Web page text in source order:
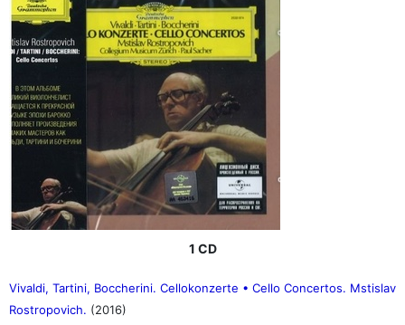
1 CD
Vivaldi, Tartini, Boccherini. Cellokonzerte • Cello Concertos. Mstislav
Rostropovich. (2016)